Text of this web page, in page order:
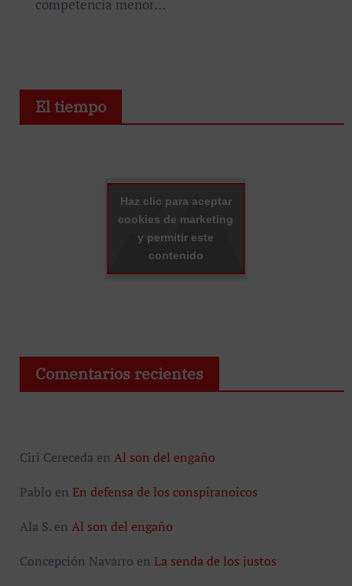
competencia menor…
El tiempo
Haz clic para aceptar
cookies de marketing
y permitir este
contenido
Comentarios recientes
Ciri Cereceda en Al son del engaño
Pablo en En defensa de los conspiranoicos
Ala S.en Al son del engaño
Concepción Navarro en La senda de los justos